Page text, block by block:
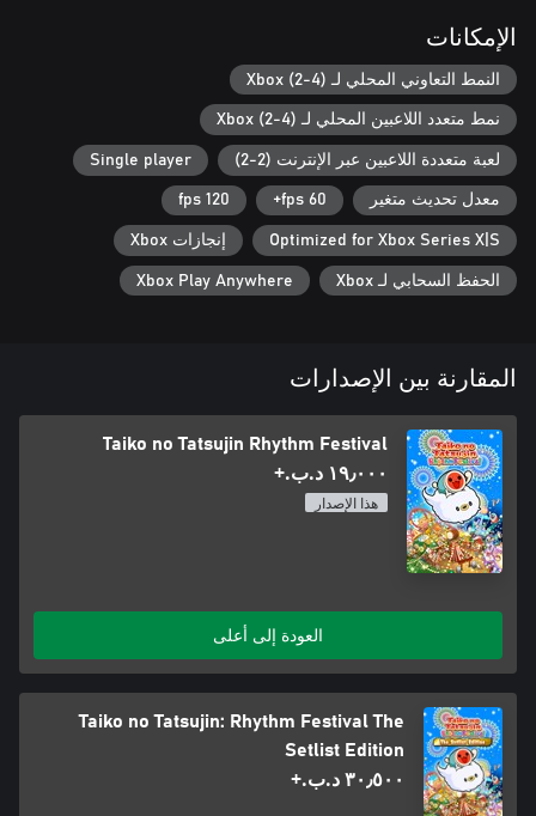
*يمكن لعب وضع Taiko وGreat Drum Toy War بما يصل إلى لاعبَين.
*هذه اللعبة متوافقة مع وحدة تحكم Taiko no Tatsujin Drum
لـPlayStation®5 وPlayStation®4 وWindows® PC.
الإمكانات
النمط التعاوني المحلي لـ Xbox (2-4)
نمط متعدد اللاعبين المحلي لـ Xbox (2-4)
لعبة متعددة اللاعبين عبر الإنترنت (2-2) Single player
معدل تحديث متغير 60 fps+
120 fps
Optimized for Xbox Series X|S إنجازات Xbox
الحفظ السحابي لـ Xbox Xbox Play Anywhere
المقارنة بين الإصدارات
Taiko no Tatsujin Rhythm Festival
١٩٫٠٠٠ د.ب.‏+
هذا الإصدار
العودة إلى أعلى
Taiko no Tatsujin: Rhythm Festival The
Setlist Edition
٣٠٫٥٠٠ د.ب.‏+